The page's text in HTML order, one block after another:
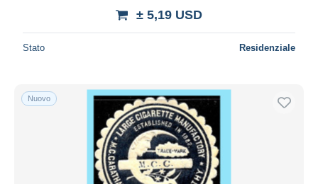
± 5,19 USD
Stato Residenziale
Nuovo